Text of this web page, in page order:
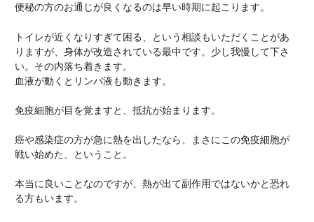
便秘の方のお通じが良くなるのは早い時期に起こります。
トイレが近くなりすぎて困る、という相談もいただくことがあ
りますが、身体が改造されている最中です。少し我慢して下さ
い。その内落ち着きます。
血液が動くとリンパ液も動きます。
免疫細胞が目を覚ますと、抵抗が始まります。
癌や感染症の方が急に熱を出したなら、まさにこの免疫細胞が
戦い始めた、ということ。
本当に良いことなのですが、熱が出て副作用ではないかと恐れ
る方もいます。